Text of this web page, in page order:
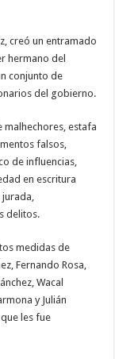
creó un entramado
hermano del
conjunto de
del gobierno.
malhechores, estafa
falsos,
de influencias,
en escritura
delitos.
medidas de
Fernando Rosa,
Wacal
y Julián
les fue